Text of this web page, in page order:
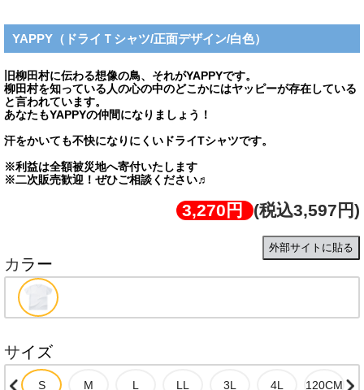
YAPPY（ドライＴシャツ/正面デザイン/白色）
旧柳田村に伝わる想像の鳥、それがYAPPYです。
柳田村を知っている人の心の中のどこかにはヤッピーが存在している
と言われています。
あなたもYAPPYの仲間になりましょう！
汗をかいても不快になりにくいドライTシャツです。
※利益は全額被災地へ寄付いたします
※二次販売歓迎！ぜひご相談ください♬
3,270円 (税込3,597円)
外部サイトに貼る
カラー
サイズ